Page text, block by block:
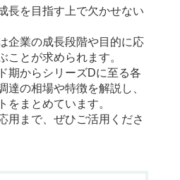
長を目指す上で欠かせない
企業の成長段階や目的に応
ことが求められます。
期からシリーズDに至る各
達の相場や特徴を解説し、
をまとめています。
用まで、ぜひご活用くださ